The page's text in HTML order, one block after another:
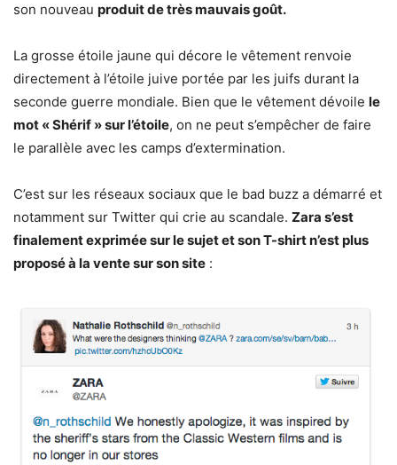
son nouveau produit de très mauvais goût.
La grosse étoile jaune qui décore le vêtement renvoie
directement à l’étoile juive portée par les juifs durant la
seconde guerre mondiale. Bien que le vêtement dévoile le
mot « Shérif » sur l’étoile, on ne peut s’empêcher de faire
le parallèle avec les camps d’extermination.
C’est sur les réseaux sociaux que le bad buzz a démarré et
notamment sur Twitter qui crie au scandale. Zara s’est
finalement exprimée sur le sujet et son T-shirt n’est plus
proposé à la vente sur son site :